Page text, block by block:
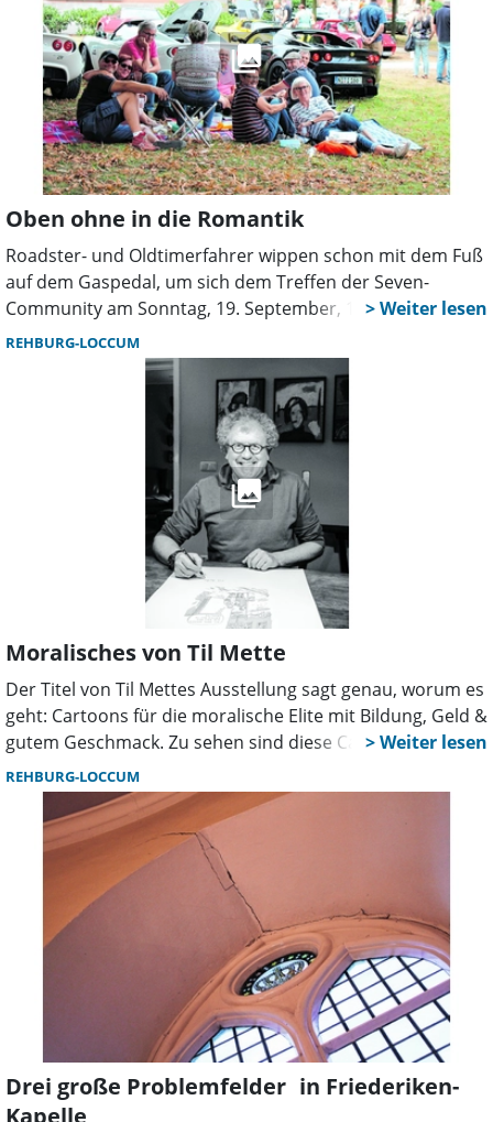
Oben ohne in die Romantik
Roadster- und Oldtimerfahrer wippen schon mit dem Fuß
auf dem Gaspedal, um sich dem Treffen der Seven-
Community am Sonntag, 19. September, 11 Uhr, im Park
der Romantik Bad Rehburg anschließen zu können.
REHBURG-LOCCUM
Moralisches von Til Mette
Der Titel von Til Mettes Ausstellung sagt genau, worum es
geht: Cartoons für die moralische Elite mit Bildung, Geld &
gutem Geschmack. Zu sehen sind diese Cartoons in der
Romantik Bad Rehburg. Mette selbst kommt am Sonntag,
19. September, 11.30 Uhr, um seine Signatur in alles zu
zeichnen, was ihm vorgelegt wird.
REHBURG-LOCCUM
Drei große Problemfelder in Friederiken-